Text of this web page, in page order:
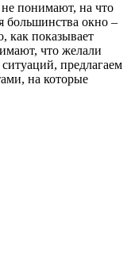
понимают, на что
окно –
как показывает
что желали
предлагаем
на которые